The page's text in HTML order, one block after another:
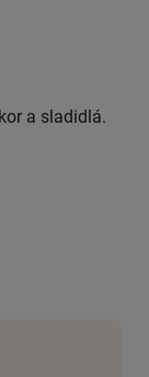
a sladidlá.